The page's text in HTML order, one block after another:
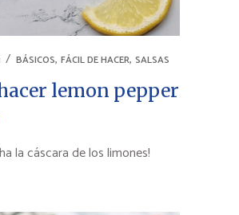
BÁSICOS, FÁCIL DE HACER, SALSAS
lemon pepper
la cáscara de los limones!